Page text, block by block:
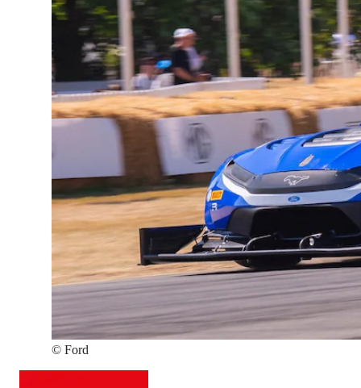
© Ford